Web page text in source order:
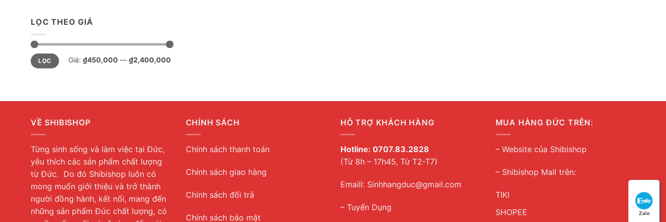
LỌC THEO GIÁ
Giá
tối
thiểu
Giá
tối
đa
LỌC Giá: ₫450,000 — ₫2,400,000
VỀ SHIBISHOP
Từng sinh sống và làm việc tại Đức,
yêu thích các sản phẩm chất lượng
từ Đức. Do đó Shibishop luôn có
mong muốn giới thiệu và trở thành
người đồng hành, kết nối, mang đến
những sản phẩm Đức chất lượng, có
CHÍNH SÁCH
Chính sách thanh toán
Chính sách giao hàng
Chính sách đổi trả
Chính sách bảo mật
HỖ TRỢ KHÁCH HÀNG
Hotline: 0707.83.2828
(Từ 8h – 17h45, Từ T2-T7)
Emaill: Sinhhangduc@gmail.com
– Tuyển Dụng
MUA HÀNG ĐỨC TRÊN:
– Website của Shibishop
– Shibishop Mall trên:
TIKI
SHOPEE
Zalo